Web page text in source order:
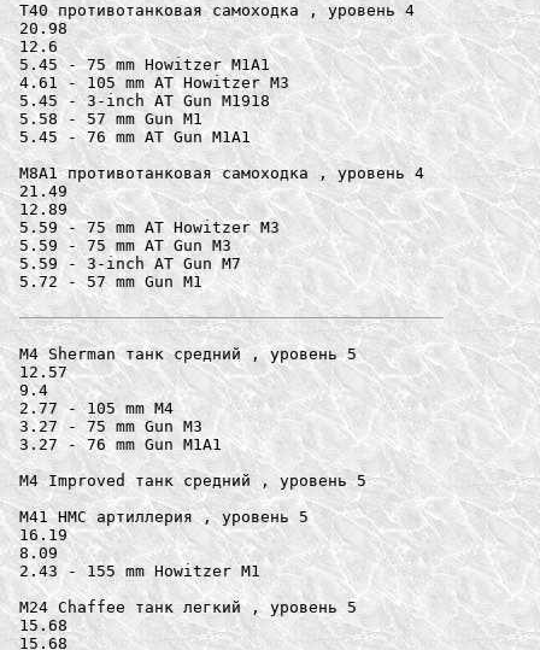
T40 противотанковая самоходка , уровень 4
20.98
12.6
5.45 - 75 mm Howitzer M1A1
4.61 - 105 mm AT Howitzer M3
5.45 - 3-inch AT Gun M1918
5.58 - 57 mm Gun M1
5.45 - 76 mm AT Gun M1A1
M8A1 противотанковая самоходка , уровень 4
21.49
12.89
5.59 - 75 mm AT Howitzer M3
5.59 - 75 mm AT Gun M3
5.59 - 3-inch AT Gun M7
5.72 - 57 mm Gun M1
M4 Sherman танк средний , уровень 5
12.57
9.4
2.77 - 105 mm M4
3.27 - 75 mm Gun M3
3.27 - 76 mm Gun M1A1
M4 Improved танк средний , уровень 5
M41 HMC артиллерия , уровень 5
16.19
8.09
2.43 - 155 mm Howitzer M1
M24 Chaffee танк легкий , уровень 5
15.68
15.68